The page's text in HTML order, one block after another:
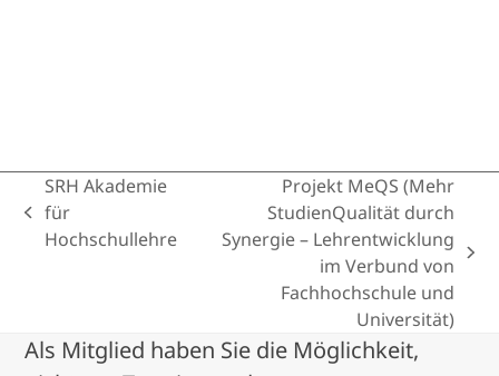
previous
post:
SRH Akademie
für
Hochschullehre
Projekt MeQS (Mehr
StudienQualität durch
Synergie – Lehrentwicklung
im Verbund von
Fachhochschule und
Universität)
Als Mitglied haben Sie die Möglichkeit,